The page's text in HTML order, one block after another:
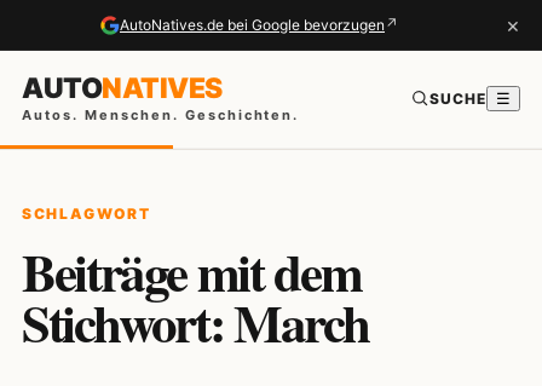
AutoNatives.de bei Google bevorzugen ↗ ×
AUTONATIVES
Autos. Menschen. Geschichten.
SUCHE ☰
SCHLAGWORT
Beiträge mit dem
Stichwort: March